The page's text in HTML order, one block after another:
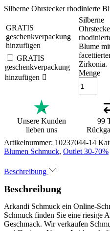
Silberne Ohrstecker rhodinierte
GRATIS
geschenkverpackung
hinzufügen
GRATIS
geschenkverpackung
hinzufügen
Silberne
Blume
Zirkonia.
Menge
Unsere Kunden
lieben uns
99
Artikelnummer: 10237044-14
Blumen Schmuck, Outlet 30-70%
Beschreibung
Beschreibung
Arkandi Schmuck ein Online-
Schmuck finden Sie eine riesige
Geschmack. Wir verkaufen